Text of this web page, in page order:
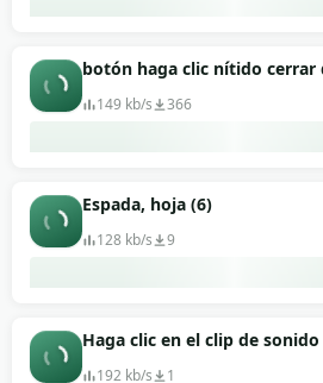
botón haga clic nítido cerrar
149 kb/s 366
Espada, hoja (6)
128 kb/s 9
Haga clic en el clip de
192 kb/s 1